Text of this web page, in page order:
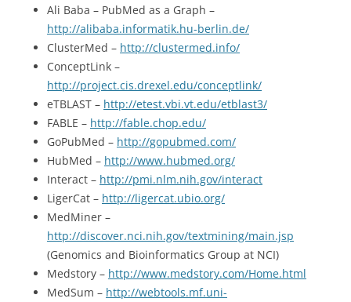
Ali Baba – PubMed as a Graph –
http://alibaba.informatik.hu-berlin.de/
ClusterMed – http://clustermed.info/
ConceptLink –
http://project.cis.drexel.edu/conceptlink/
eTBLAST – http://etest.vbi.vt.edu/etblast3/
FABLE – http://fable.chop.edu/
GoPubMed – http://gopubmed.com/
HubMed – http://www.hubmed.org/
Interact – http://pmi.nlm.nih.gov/interact
LigerCat – http://ligercat.ubio.org/
MedMiner –
http://discover.nci.nih.gov/textmining/main.jsp
(Genomics and Bioinformatics Group at NCI)
Medstory – http://www.medstory.com/Home.html
MedSum – http://webtools.mf.uni-